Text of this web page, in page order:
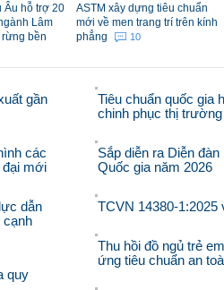
Âu hỗ trợ 20
Lâm
bền
ASTM xây dựng tiêu chuẩn
mới về men trang trí trên kính
phẳng
10
gần
các
đại mới
dẫn
cạnh
quy
Tiêu chuẩn quốc gia
chinh phục thị trường
Sắp diễn ra Diễn
Quốc gia năm 2026
TCVN 14380-1:2025
Thu hồi đồ ngủ trẻ
ứng tiêu chuẩn an